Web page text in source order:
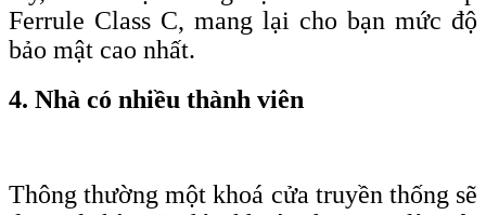
Ferrule Class C, mang lại cho bạn mức độ
bảo mật cao nhất.
4. Nhà có nhiều thành viên
Thông thường một khoá cửa truyền thống sẽ